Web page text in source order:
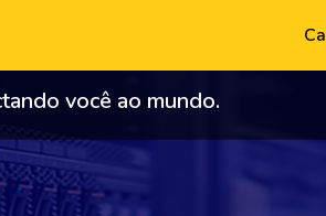
você ao mundo.